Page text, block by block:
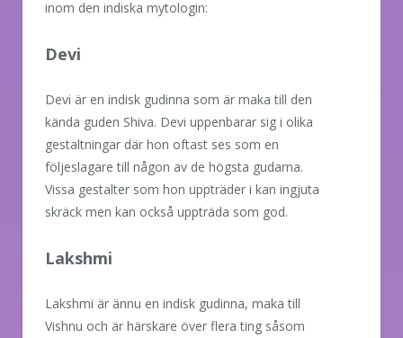
inom den indiska mytologin:
Devi
Devi är en indisk gudinna som är maka till den
kända guden Shiva. Devi uppenbarar sig i olika
gestaltningar där hon oftast ses som en
följeslagare till någon av de högsta gudarna.
Vissa gestalter som hon uppträder i kan ingjuta
skräck men kan också uppträda som god.
Lakshmi
Lakshmi är ännu en indisk gudinna, maka till
Vishnu och är härskare över flera ting såsom